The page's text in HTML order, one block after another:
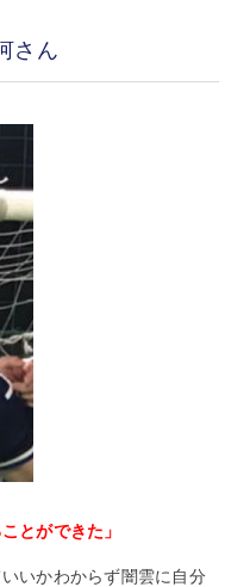
さん
とができた」
いかわからず闇雲に自分